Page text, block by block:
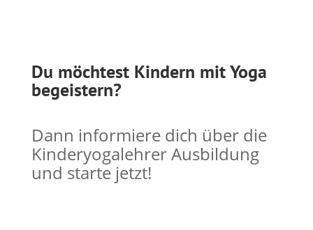
Du möchtest Kindern mit Yoga
begeistern?
Dann informiere dich über die
Kinderyogalehrer Ausbildung
und starte jetzt!